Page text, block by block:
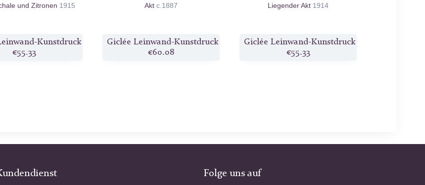
und Zitronen 1915
Kunstdruck
€55.33
Akt c.1887
Giclée Leinwand-Kunstdruck
€60.08
Liegender Akt 1914
Giclée Leinwand-Kunstdruck
€55.33
Folge uns auf